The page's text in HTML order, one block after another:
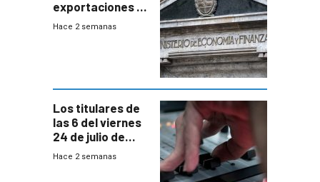
exportaciones a
EE.UU se verán
Hace 2 semanas
Los titulares de
las 6 del viernes
24 de julio de
2026
Hace 2 semanas